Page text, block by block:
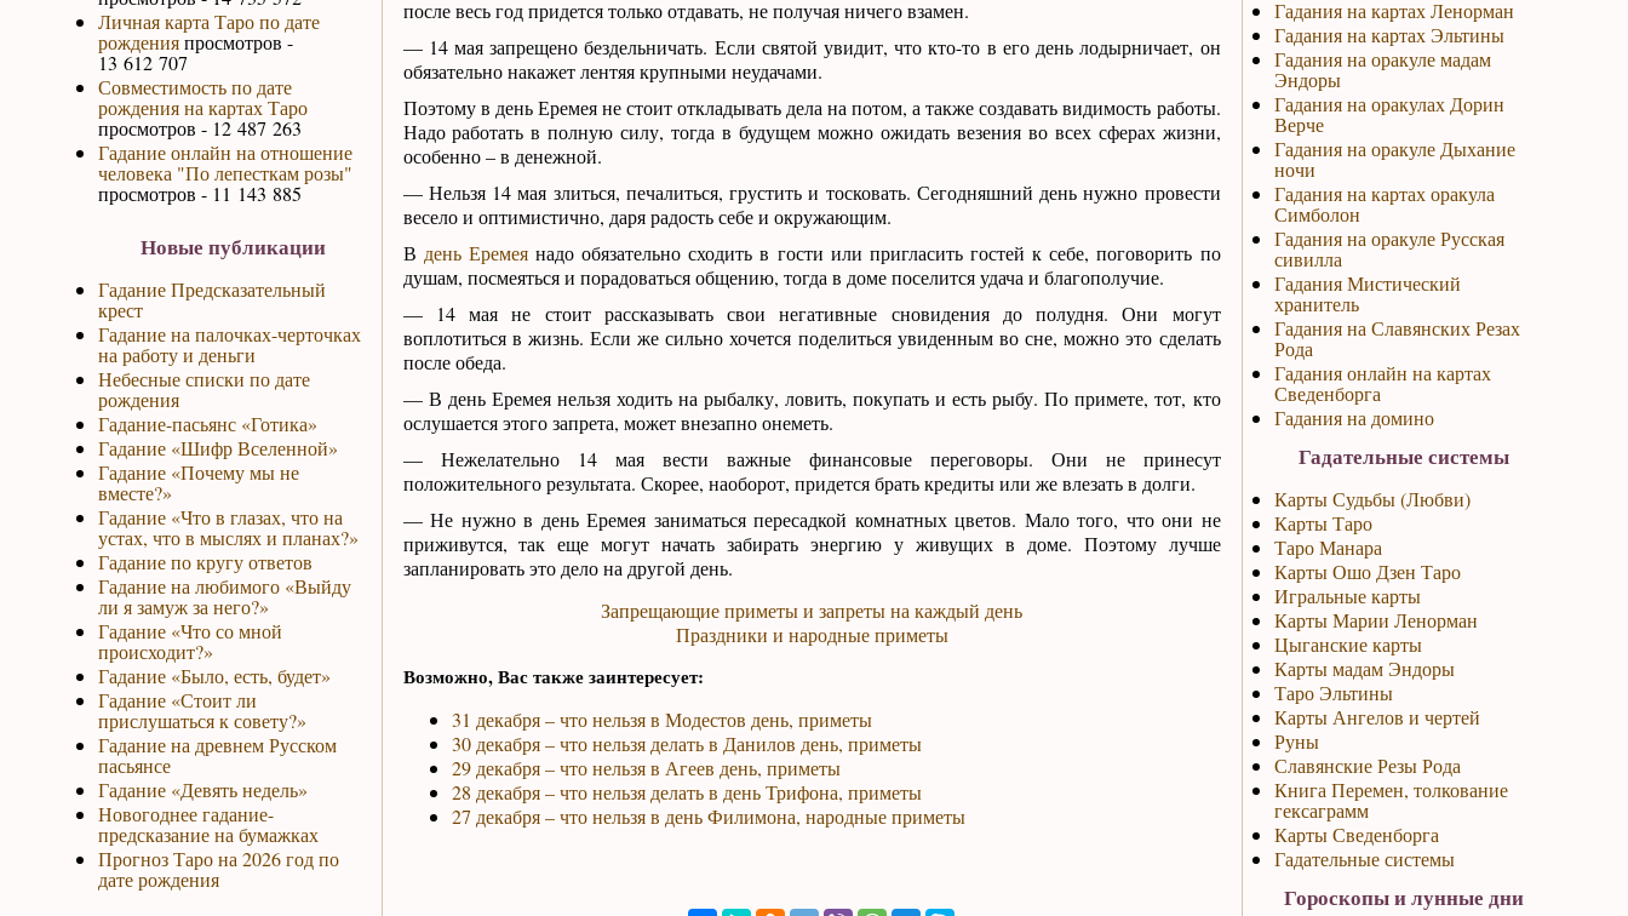
Личная карта Таро по дате
рожденияпросмотров -
13 612 707
Совместимость по дате
рождения на картах Таро
просмотров - 12 487 263
Гадание онлайн на отношение
человека "По лепесткам розы"
просмотров - 11 143 885
Новые публикации
Гадание Предсказательный
крест
Гадание на палочках-черточках
на работу и деньги
Небесные списки по дате
рождения
Гадание-пасьянс «Готика»
Гадание «Шифр Вселенной»
Гадание «Почему мы не
вместе?»
Гадание «Что в глазах, что на
устах, что в мыслях и планах?»
Гадание по кругу ответов
Гадание на любимого «Выйду
ли я замуж за него?»
Гадание «Что со мной
происходит?»
Гадание «Было, есть, будет»
Гадание «Стоит ли
прислушаться к совету?»
Гадание на древнем Русском
пасьянсе
Гадание «Девять недель»
Новогоднее гадание-
предсказание на бумажках
Прогноз Таро на 2026 год по
дате рождения
после весь год придется только отдавать, не получая ничего взамен.
— 14 мая запрещено бездельничать. Если святой увидит, что кто-то в его день лодырничает, он
обязательно накажет лентяя крупными неудачами.
Поэтому в день Еремея не стоит откладывать дела на потом, а также создавать видимость работы.
Надо работать в полную силу, тогда в будущем можно ожидать везения во всех сферах жизни,
особенно – в денежной.
— Нельзя 14 мая злиться, печалиться, грустить и тосковать. Сегодняшний день нужно провести
весело и оптимистично, даря радость себе и окружающим.
В день Еремеянадо обязательно сходить в гости или пригласить гостей к себе, поговорить по
душам, посмеяться и порадоваться общению, тогда в доме поселится удача и благополучие.
— 14 мая не стоит рассказывать свои негативные сновидения до полудня. Они могут
воплотиться в жизнь. Если же сильно хочется поделиться увиденным во сне, можно это сделать
после обеда.
— В день Еремея нельзя ходить на рыбалку, ловить, покупать и есть рыбу. По примете, тот, кто
ослушается этого запрета, может внезапно онеметь.
— Нежелательно 14 мая вести важные финансовые переговоры. Они не принесут
положительного результата. Скорее, наоборот, придется брать кредиты или же влезать в долги.
— Не нужно в день Еремея заниматься пересадкой комнатных цветов. Мало того, что они не
приживутся, так еще могут начать забирать энергию у живущих в доме. Поэтому лучше
запланировать это дело на другой день.
Запрещающие приметы и запреты на каждый день
Праздники и народные приметы
Возможно, Вас также заинтересует:
31 декабря – что нельзя в Модестов день, приметы
30 декабря – что нельзя делать в Данилов день, приметы
29 декабря – что нельзя в Агеев день, приметы
28 декабря – что нельзя делать в день Трифона, приметы
27 декабря – что нельзя в день Филимона, народные приметы
Гадания на картах Ленорман
Гадания на картах Эльтины
Гадания на оракуле мадам
Эндоры
Гадания на оракулах Дорин
Верче
Гадания на оракуле Дыхание
ночи
Гадания на картах оракула
Симболон
Гадания на оракуле Русская
сивилла
Гадания Мистический
хранитель
Гадания на Славянских Резах
Рода
Гадания онлайн на картах
Сведенборга
Гадания на домино
Гадательные системы
Карты Судьбы (Любви)
Карты Таро
Таро Манара
Карты Ошо Дзен Таро
Игральные карты
Карты Марии Ленорман
Цыганские карты
Карты мадам Эндоры
Таро Эльтины
Карты Ангелов и чертей
Руны
Славянские Резы Рода
Книга Перемен, толкование
гексаграмм
Карты Сведенборга
Гадательные системы
Гороскопы и лунные дни